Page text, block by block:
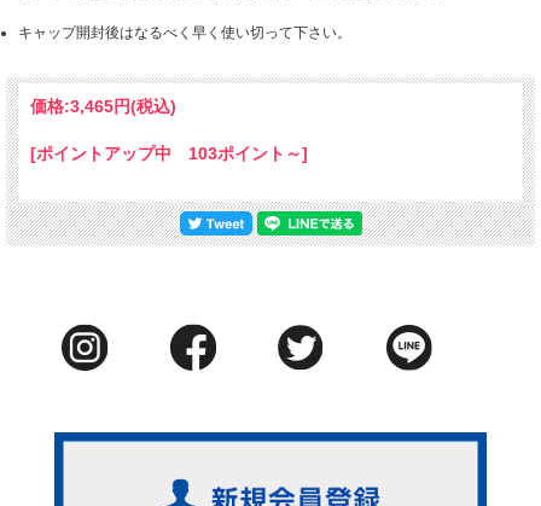
キャップ開封後はなるべく早く使い切って下さい。
価格:3,465円(税込)
[ポイントアップ中 103ポイント～]